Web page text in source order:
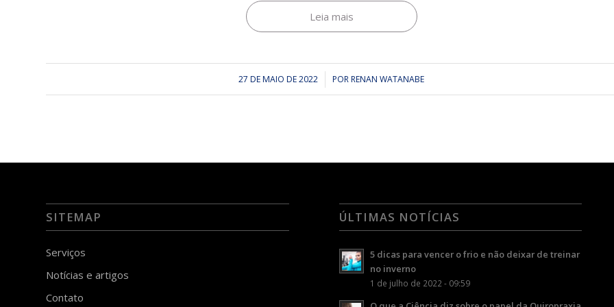
Leia mais
27 DE MAIO DE 2022
/ PORRENAN WATANABE
SITEMAP
Serviços
Notícias e artigos
Contato
ÚLTIMAS NOTÍCIAS
5 dicas para vencer o frio e não deixar de treinar
no inverno
1 de julho de 2022 - 09:59